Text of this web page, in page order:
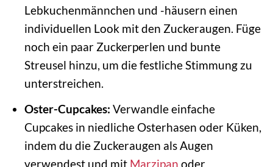
Lebkuchenmännchen und -häusern einen
individuellen Look mit den Zuckeraugen. Füge
noch ein paar Zuckerperlen und bunte
Streusel hinzu, um die festliche Stimmung zu
unterstreichen.
Oster-Cupcakes: Verwandle einfache
Cupcakes in niedliche Osterhasen oder Küken,
indem du die Zuckeraugen als Augen
verwendest und mit Marzipan oder